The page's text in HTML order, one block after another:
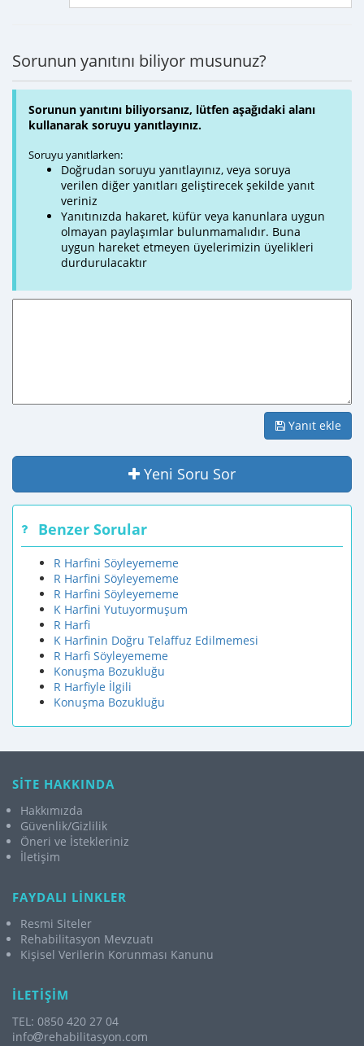
Sorunun yanıtını biliyor musunuz?
Sorunun yanıtını biliyorsanız, lütfen aşağıdaki alanı
kullanarak soruyu yanıtlayınız.
Soruyu yanıtlarken:
Doğrudan soruyu yanıtlayınız, veya soruya
verilen diğer yanıtları geliştirecek şekilde yanıt
veriniz
Yanıtınızda hakaret, küfür veya kanunlara uygun
olmayan paylaşımlar bulunmamalıdır. Buna
uygun hareket etmeyen üyelerimizin üyelikleri
durdurulacaktır
Yanıt ekle
Yeni Soru Sor
Benzer Sorular
R Harfini Söyleyememe
R Harfini Söyleyememe
R Harfini Söyleyememe
K Harfini Yutuyormuşum
R Harfi
K Harfinin Doğru Telaffuz Edilmemesi
R Harfi Söyleyememe
Konuşma Bozukluğu
R Harfiyle İlgili
Konuşma Bozukluğu
SİTE HAKKINDA
Hakkımızda
Güvenlik/Gizlilik
Öneri ve İstekleriniz
İletişim
FAYDALI LİNKLER
Resmi Siteler
Rehabilitasyon Mevzuatı
Kişisel Verilerin Korunması Kanunu
İLETİŞİM
TEL: 0850 420 27 04
info
rehabilitasyon.com